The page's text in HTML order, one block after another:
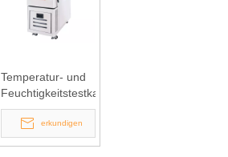
Temperatur- und
Feuchtigkeitstestkammer
erkundigen